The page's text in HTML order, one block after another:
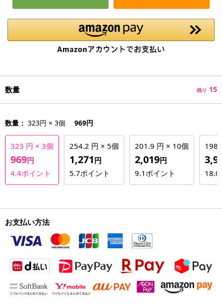
数量 残り 15
数量： 323円 × 3個 969円
323 円 × 3個
969円
4.4ポイント
254.2 円 × 5個
1,271円
5.7ポイント
201.9 円 × 10個
2,019円
9.1 ポイント 18.0
お支払い方法